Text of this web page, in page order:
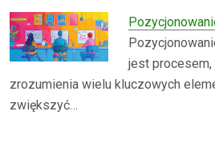
jest
zrozumienia wielu kluczowych
zwiększyć…